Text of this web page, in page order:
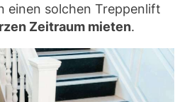
einen solchen Treppenlift
Zeitraum mieten.